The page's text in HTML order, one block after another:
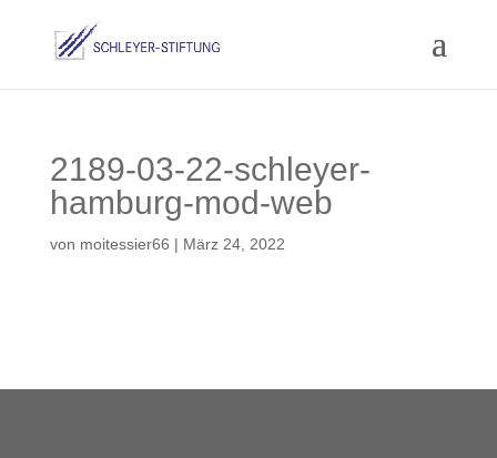
2189-03-22-schleyer-
hamburg-mod-web
von moitessier66 | März 24, 2022